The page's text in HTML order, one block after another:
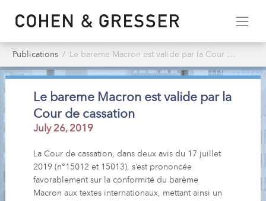
Publications Le bareme Macron est valide par la Cour de cassation
Le bareme Macron est valide par la
Cour de cassation
July 26, 2019
La Cour de cassation, dans deux avis du 17 juillet
2019 (n°15012 et 15013), s’est prononcée
favorablement sur la conformité du barème
Macron aux textes internationaux, mettant ainsi un